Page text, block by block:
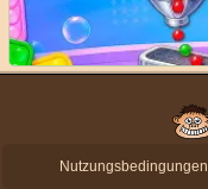
Nutzungsbedingungen